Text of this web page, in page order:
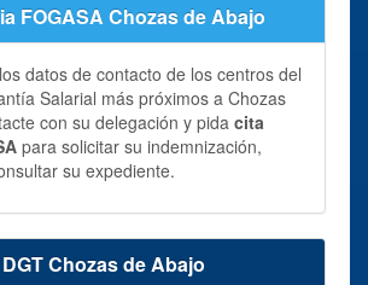
FOGASA Chozas de Abajo
datos de contacto de los centros del
Salarial más próximos a Chozas
con su delegación y pida cita
para solicitar su indemnización,
su expediente.
Chozas de Abajo